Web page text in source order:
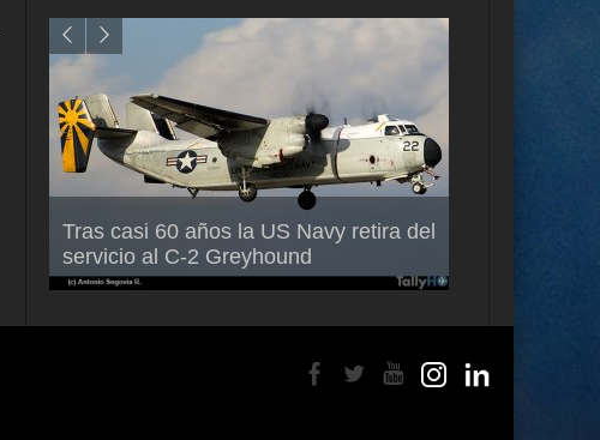
Tras casi 60 años la US Navy retira del
servicio al C-2 Greyhound
Air France-KLM anuncia a Guilhem
Mallet como nuevo Director General
para América Latina